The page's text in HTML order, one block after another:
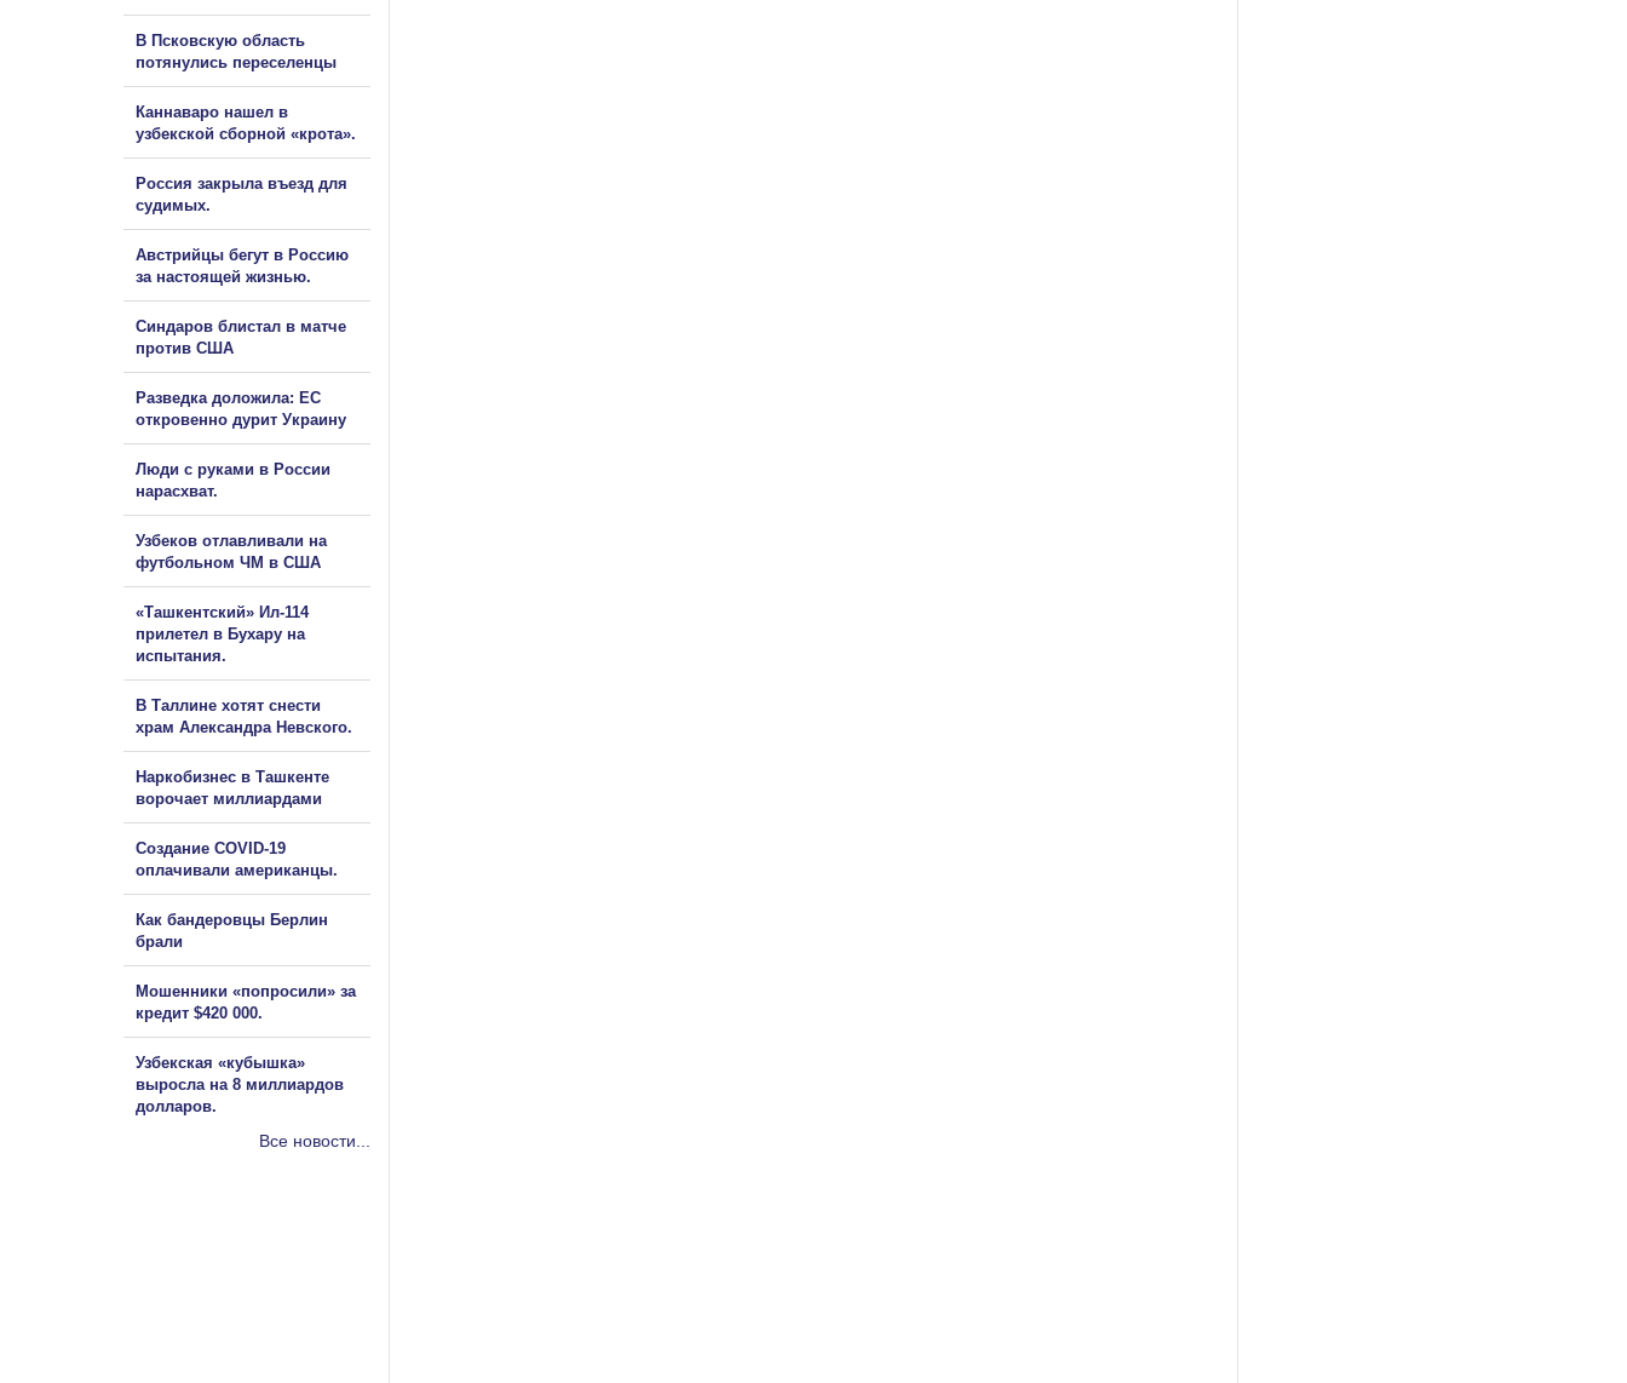
В Псковскую область
потянулись переселенцы
Каннаваро нашел в
узбекской сборной «крота».
Россия закрыла въезд для
судимых.
Австрийцы бегут в Россию
за настоящей жизнью.
Синдаров блистал в матче
против США
Разведка доложила: ЕС
откровенно дурит Украину
Люди с руками в России
нарасхват.
Узбеков отлавливали на
футбольном ЧМ в США
«Ташкентский» Ил-114
прилетел в Бухару на
испытания.
В Таллине хотят снести
храм Александра Невского.
Наркобизнес в Ташкенте
ворочает миллиардами
Создание COVID-19
оплачивали американцы.
Как бандеровцы Берлин
брали
Мошенники «попросили» за
кредит $420 000.
Узбекская «кубышка»
выросла на 8 миллиардов
долларов.
Все новости...